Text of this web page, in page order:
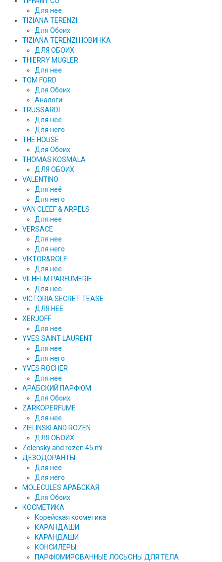
Для нее
TIZIANA TERENZI
Для Обоих
TIZIANA TERENZI НОВИНКА
ДЛЯ ОБОИХ
THIERRY MUGLER
Для нее
TOM FORD
Для Обоих
Аналоги
TRUSSARDI
Для неё
Для него
THE HOUSE
Для Обоих
THOMAS KOSMALA
ДЛЯ ОБОИХ
VALENTINO
Для неё
Для него
VAN CLEEF & ARPELS
Для нее
VERSACE
Для нее
Для него
VIKTOR&ROLF
Для нее
VILHELM PARFUMERIE
Для нее
VICTORIA SECRET TEASE
ДЛЯ НЕЁ
XERJOFF
Для нее
YVES SAINT LAURENT
Для нее
Для него
YVES ROCHER
Для нее
АРАБСКИЙ ПАРФЮМ
Для Обоих
ZARKOPERFUME
Для нее
ZIELINSKI AND ROZEN
ДЛЯ ОБОИХ
Zelensky and rozen 45 ml
ДЕЗОДОРАНТЫ
Для нее
Для него
MOLECULES АРАБСКАЯ
Для Обоих
КОСМЕТИКА
Корейская косметика
КАРАНДAШИ
KAPAHДАШИ
КОНСИЛЕРЫ
ПАРФЮМИРОВАННЫЕ ЛОСЬОНЫ ДЛЯ ТЕЛА